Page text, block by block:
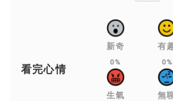
看完心情
新奇
0%
有
0%
生氣 無